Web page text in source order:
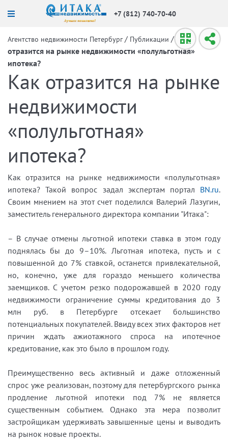
+7 (812) 740-70-40
Агентство недвижимости Петербург / Публикации / Как
отразится на рынке недвижимости «полульготная»
ипотека?
Как отразится на рынке
недвижимости
«полульготная»
ипотека?
Как отразится на рынке недвижимости «полульготная»
ипотека? Такой вопрос задал экспертам портал BN.ru.
Своим мнением на этот счет поделился Валерий Лазугин,
заместитель генерального директора компании "Итака":
– В случае отмены льготной ипотеки ставка в этом году
поднялась бы до 9–10%. Льготная ипотека, пусть и с
повышенной до 7% ставкой, останется привлекательной,
но, конечно, уже для гораздо меньшего количества
заемщиков. С учетом резко подорожавшей в 2020 году
недвижимости ограничение суммы кредитования до 3
млн руб. в Петербурге отсекает большинство
потенциальных покупателей. Ввиду всех этих факторов нет
причин ждать ажиотажного спроса на ипотечное
кредитование, как это было в прошлом году.
Преимущественно весь активный и даже отложенный
спрос уже реализован, поэтому для петербургского рынка
продление льготной ипотеки под 7% не является
существенным событием. Однако эта мера позволит
застройщикам удерживать завышенные цены и выводить
на рынок новые проекты.